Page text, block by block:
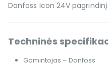
Danfoss Icon 24V pagrindinį
Techninės
Gamintojas – Danfoss